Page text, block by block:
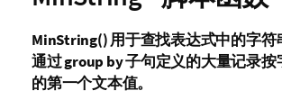
MinString()用于查找表达式中的字符
通过group by子句定义的大量记录按
的第一个文本值。